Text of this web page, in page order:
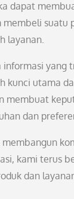
dapat
membeli suatu
layanan.
yang
kunci utama
membuat
dan
kami terus
dan